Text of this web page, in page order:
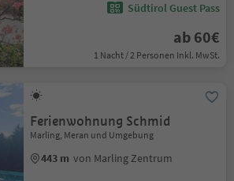
Südtirol Guest Pass
ab 60€
1 Nacht / 2 Personen Inkl. MwSt.
Ferienwohnung Schmid
Marling, Meran und Umgebung
443 m von Marling Zentrum